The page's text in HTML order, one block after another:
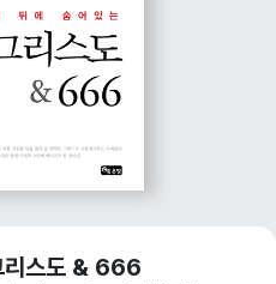
리스도 & 666